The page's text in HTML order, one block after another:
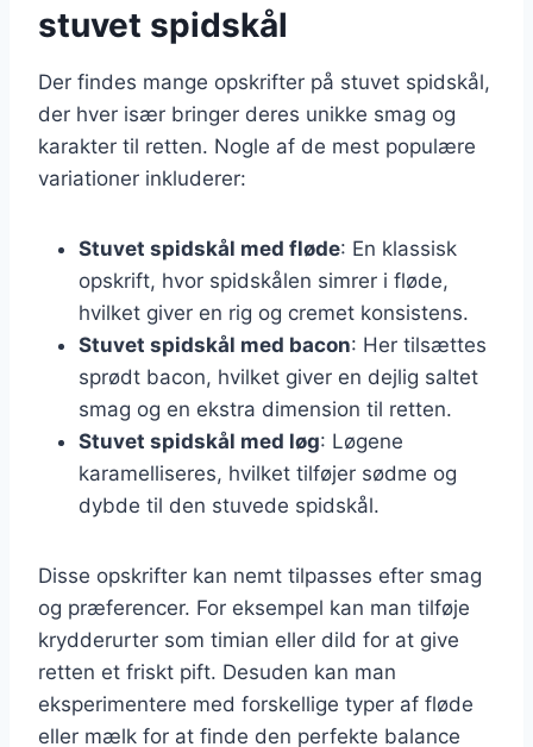
stuvet spidskål
Der findes mange opskrifter på stuvet spidskål,
der hver især bringer deres unikke smag og
karakter til retten. Nogle af de mest populære
variationer inkluderer:
Stuvet spidskål med fløde: En klassisk
opskrift, hvor spidskålen simrer i fløde,
hvilket giver en rig og cremet konsistens.
Stuvet spidskål med bacon: Her tilsættes
sprødt bacon, hvilket giver en dejlig saltet
smag og en ekstra dimension til retten.
Stuvet spidskål med løg: Løgene
karamelliseres, hvilket tilføjer sødme og
dybde til den stuvede spidskål.
Disse opskrifter kan nemt tilpasses efter smag
og præferencer. For eksempel kan man tilføje
krydderurter som timian eller dild for at give
retten et friskt pift. Desuden kan man
eksperimentere med forskellige typer af fløde
eller mælk for at finde den perfekte balance